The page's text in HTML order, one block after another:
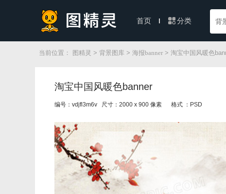
首页 分类 背
当前位置： 图精灵 > 背景图库 > 海报banner > 淘宝中国风暖色
淘宝中国风暖色banner
编号：vdjfl3m6v 尺寸：2000 x 900 像素 格式 ：PSD